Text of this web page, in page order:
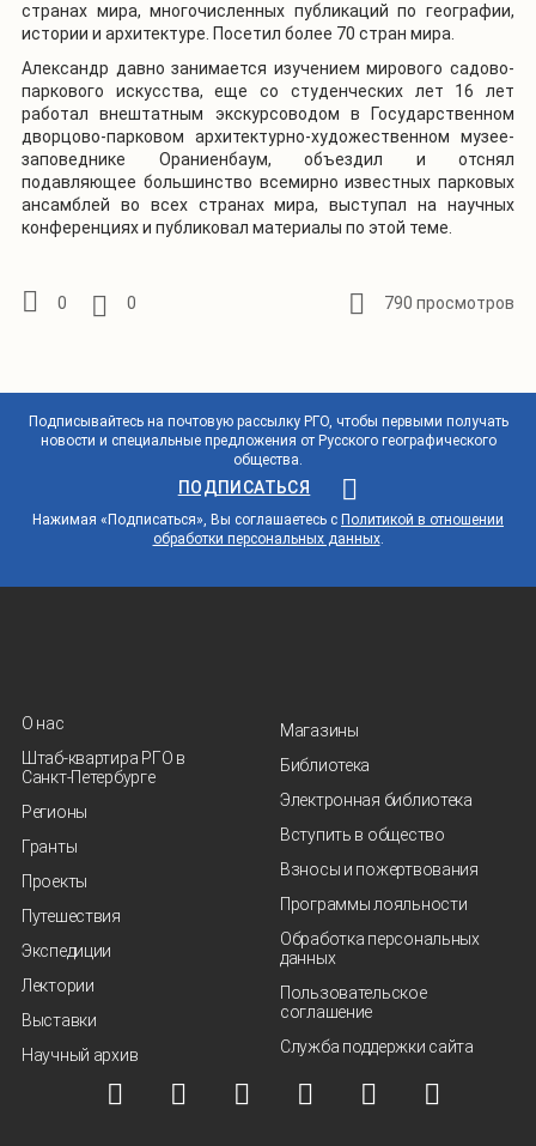
странах мира, многочисленных публикаций по географии,
истории и архитектуре. Посетил более 70 стран мира.
Александр давно занимается изучением мирового садово-
паркового искусства, еще со студенческих лет 16 лет
работал внештатным экскурсоводом в Государственном
дворцово-парковом архитектурно-художественном музее-
заповеднике Ораниенбаум, объездил и отснял
подавляющее большинство всемирно известных парковых
ансамблей во всех странах мира, выступал на научных
конференциях и публиковал материалы по этой теме.
0 0 790 просмотров
Подписывайтесь на почтовую рассылку РГО, чтобы первыми получать
новости и специальные предложения от Русского географического
общества.
ПОДПИСАТЬСЯ
Нажимая «Подписаться», Вы соглашаетесь с Политикой в отношении
обработки персональных данных.
О нас
Штаб-квартира РГО в
Санкт‑Петербурге
Регионы
Гранты
Проекты
Путешествия
Экспедиции
Лектории
Выставки
Научный архив
Магазины
Библиотека
Электронная библиотека
Вступить в общество
Взносы и пожертвования
Программы лояльности
Обработка персональных
данных
Пользовательское
соглашение
Служба поддержки сайта